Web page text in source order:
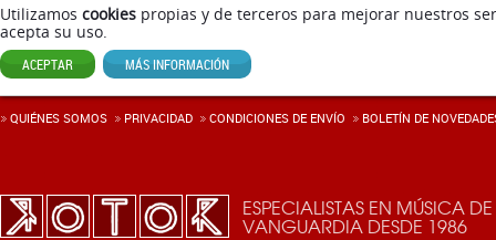
Utilizamos cookies propias y de terceros para mejorar nuestros
acepta su uso.
ACEPTAR MÁS INFORMACIÓN
ESPECIALISTAS EN MÚSICA DE
VANGUARDIA DESDE 1986
QUIÉNES SOMOS PRIVACIDAD CONDICIONES DE ENVÍ­O BOLETÍN DE